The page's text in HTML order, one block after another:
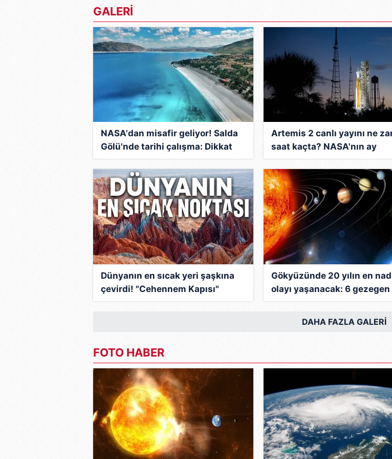
mevzuata uygun olarak kullanılan çerezlerle ilgili bilgi almak için lütfen
GALERİ
NASA'dan misafir geliyor! Salda
Gölü'nde tarihi çalışma: Dikkat
çeken 'Mars' detayı
Artemis 2 canlı yayını ne
saat kaçta? NASA'nın ay
yolculuğu başlıyor!
Dünyanın en sıcak yeri şaşkına
çevirdi! "Cehennem Kapısı"
olarak adlandırılıyor İşte şok
Gökyüzünde 20 yılın en
olayı yaşanacak: 6 gezegen
karede! NASA tarih verdi!
DAHA FAZLA GALERİ
FOTO HABER